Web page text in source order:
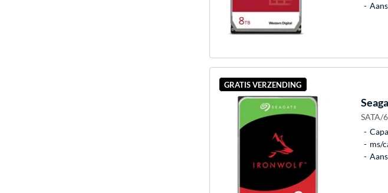
GRATIS VERZENDING
SATA/
ms/